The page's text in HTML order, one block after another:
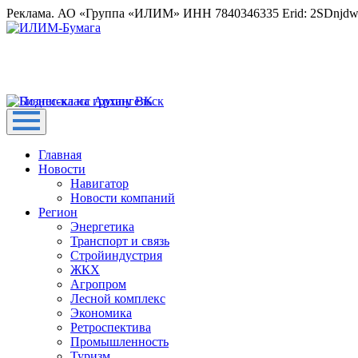
Реклама. АО «Группа «ИЛИМ» ИНН 7840346335 Erid:
Главная
Новости
Навигатор
Новости компаний
Регион
Энергетика
Транспорт и связь
Стройиндустрия
ЖКХ
Агропром
Лесной комплекс
Экономика
Ретроспектива
Промышленность